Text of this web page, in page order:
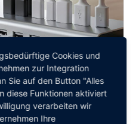
Cookies und
zur Integration
Sie auf den Button "Alles
diese Funktionen aktiviert
verarbeiten wir
Ihre